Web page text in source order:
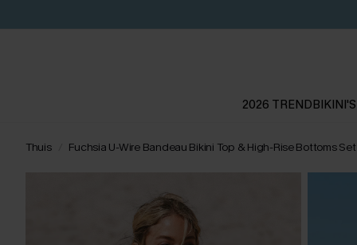
2026 TRENDBIKINI'S
Thuis Fuchsia U-Wire Bandeau Bikini Top & High-Rise Bottoms Set